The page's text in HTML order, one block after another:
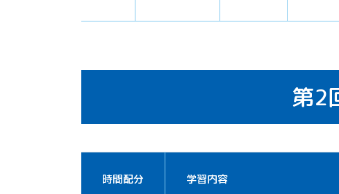
第2
時間配分 学習内容